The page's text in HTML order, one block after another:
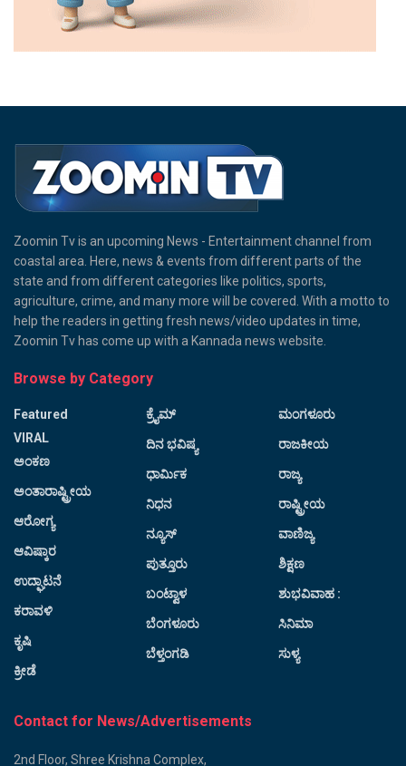
Zoomin Tv is an upcoming News - Entertainment channel from
coastal area. Here, news & events from different parts of the
state and from different categories like politics, sports,
agriculture, crime, and many more will be covered. With a motto to
help the readers in getting fresh news/video updates in time,
Zoomin Tv has come up with a Kannada news website.
Browse by Category
Featured
VIRAL
ಅಂಕಣ
ಅಂತಾರಾಷ್ಟ್ರೀಯ
ಆರೋಗ್ಯ
ಆವಿಷ್ಕಾರ
ಉದ್ಘಾಟನೆ
ಕರಾವಳಿ
ಕೃಷಿ
ಕ್ರೀಡೆ
ಕ್ರೈಮ್
ದಿನ ಭವಿಷ್ಯ
ಧಾರ್ಮಿಕ
ನಿಧನ
ನ್ಯೂಸ್
ಪುತ್ತೂರು
ಬಂಟ್ವಾಳ
ಬೆಂಗಳೂರು
ಬೆಳ್ತಂಗಡಿ
ಮಂಗಳೂರು
ರಾಜಕೀಯ
ರಾಜ್ಯ
ರಾಷ್ಟ್ರೀಯ
ವಾಣಿಜ್ಯ
ಶಿಕ್ಷಣ
ಶುಭವಿವಾಹ :
ಸಿನಿಮಾ
ಸುಳ್ಯ
Contact for News/Advertisements
2nd Floor, Shree Krishna Complex,